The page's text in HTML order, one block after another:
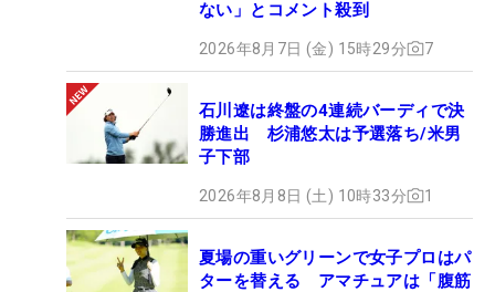
ない」とコメント殺到
2026年8月7日 (金) 15時29分 7
石川遼は終盤の4連続バーディで決
勝進出 杉浦悠太は予選落ち/米男
子下部
2026年8月8日 (土) 10時33分 1
夏場の重いグリーンで女子プロはパ
ターを替える アマチュアは「腹筋